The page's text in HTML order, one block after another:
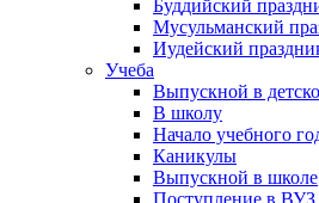
Буддийский
Мусульманский
Иудейский
Учеба
Выпускной в
В школу
Начало учебного
Каникулы
Выпускной в школе
Поступление в ВУЗ